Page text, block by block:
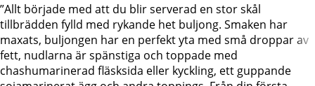
”Allt började med att du blir serverad en stor skål
tillbrädden fylld med rykande het buljong. Smaken har
maxats, buljongen har en perfekt yta med små droppar av
fett, nudlarna är spänstiga och toppade med
chashumarinerad fläsksida eller kyckling, ett guppande